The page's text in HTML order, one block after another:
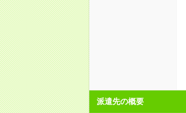
派遣先の概要